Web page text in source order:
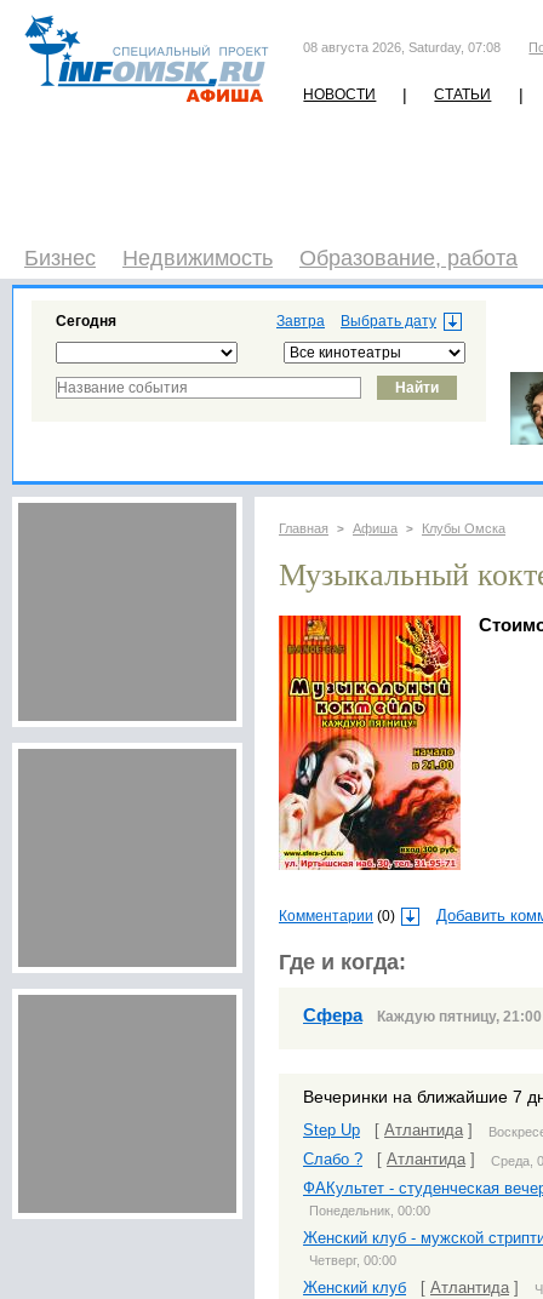
08 августа 2026, Saturday, 07:08
НОВОСТИ | СТАТЬИ |
Бизнес Недвижимость Образование, работа
Завтра
Сегодня
Главная > Афиша > Клубы Омска
Музыкальный
Комментарии (0) Добавить
Где и когда:
Сфера Каждую пятницу, 21:00
Вечеринки на ближайшие 7
Step Up Атлантида]
Слабо ? Атлантида] Среда,
ФАКультет - студенческая
Понедельник, 00:00
Женский клуб - мужской
Четверг, 00:00
Женский клуб Атлантида]